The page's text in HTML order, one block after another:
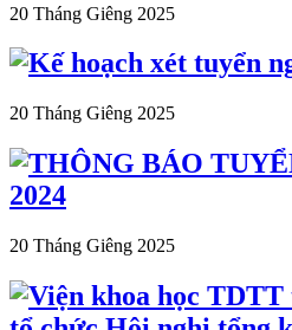
20 Tháng Giêng 2025
20 Tháng Giêng 2025
2024
20 Tháng Giêng 2025